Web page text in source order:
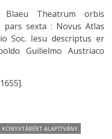
Blaeu Theatrum orbis
sexta : Novus Atlas
Soc. Iesu descriptus er
Guilielmo Austriaco
KÖNYVTÁRÉRT ALAPÍTVÁNY